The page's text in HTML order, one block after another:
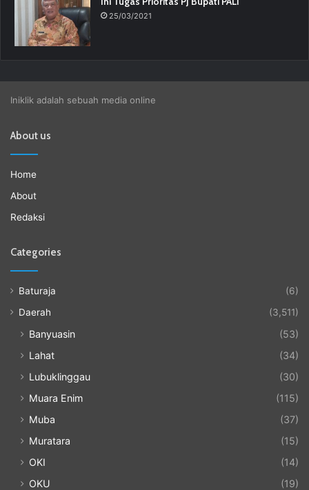
25/03/2021
Iniklik adalah sebuah media online
About us
Home
About
Redaksi
Categories
Baturaja
(6)
Daerah
(3,511)
Banyuasin
(53)
Lahat
(34)
Lubuklinggau
(30)
Muara Enim
(115)
Muba
(37)
Muratara
(15)
OKI
(14)
OKU
(19)